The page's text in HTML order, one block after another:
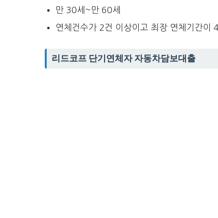
만 30세~만 60세
연체건수가 2건 이상이고 최장 연체기간이
리드코프 단기연체자 자동차담보대출